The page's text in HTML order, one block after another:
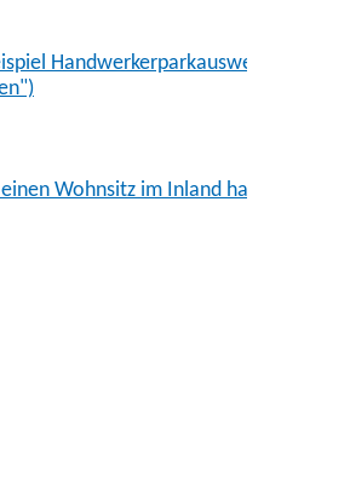
Handwerkerparkausweis)
Wohnsitz im Inland hatten